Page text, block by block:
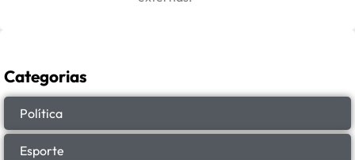
Categorias
Política
Esporte